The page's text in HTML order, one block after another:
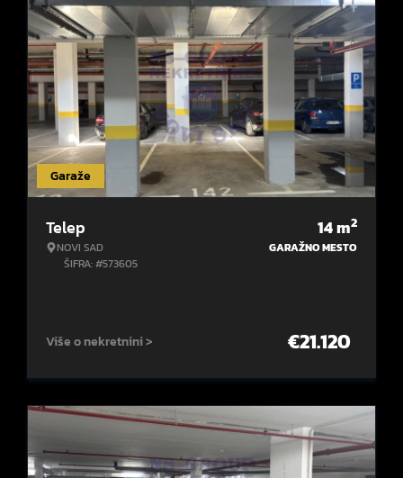
Garaže
Telep
NOVI SAD
ŠIFRA: #573605
14m2
GARAŽNO MESTO
Više o nekretnini > €21.120